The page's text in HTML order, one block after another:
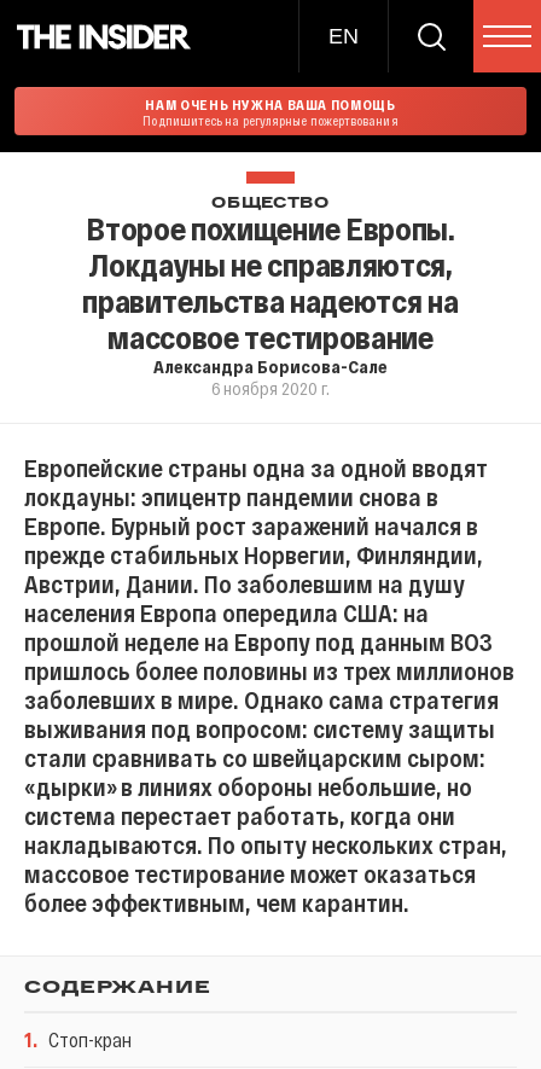
EN
НАМ ОЧЕНЬ НУЖНА ВАША ПОМОЩЬ
Подпишитесь на регулярные пожертвования
ОБЩЕСТВО
Второе похищение Европы.
Локдауны не справляются,
правительства надеются на
массовое тестирование
Александра Борисова-Сале
6 ноября 2020 г.
Европейские страны одна за одной вводят
локдауны: эпицентр пандемии снова в
Европе. Бурный рост заражений начался в
прежде стабильных Норвегии, Финляндии,
Австрии, Дании. По заболевшим на душу
населения Европа опередила США: на
прошлой неделе на Европу под данным ВОЗ
пришлось более половины из трех миллионов
заболевших в мире. Однако сама стратегия
выживания под вопросом: систему защиты
стали сравнивать со швейцарским сыром:
«дырки» в линиях обороны небольшие, но
система перестает работать, когда они
накладываются. По опыту нескольких стран,
массовое тестирование может оказаться
более эффективным, чем карантин.
СОДЕРЖАНИЕ
1. Стоп-кран